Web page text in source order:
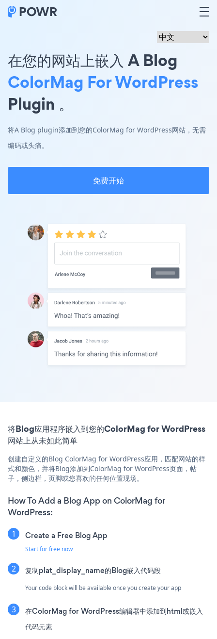
在您的网站上嵌入 A Blog
ColorMag For WordPress
Plugin 。
将A Blog plugin添加到您的ColorMag for WordPress网站，无需
编码或头痛。
免费开始
将Blog应用程序嵌入到您的ColorMag for WordPress
网站上从未如此简单
创建自定义的Blog ColorMag for WordPress应用，匹配网站的样
式和颜色，并将Blog添加到ColorMag for WordPress页面，帖
子，侧边栏，页脚或您喜欢的任何位置现场。
How To Add a Blog App on ColorMag for
WordPress:
Create a Free Blog App
Start for free now
复制plat_display_name的Blog嵌入代码段
Your code block will be available once you create your app
在ColorMag for WordPress编辑器中添加到html或嵌入
代码元素